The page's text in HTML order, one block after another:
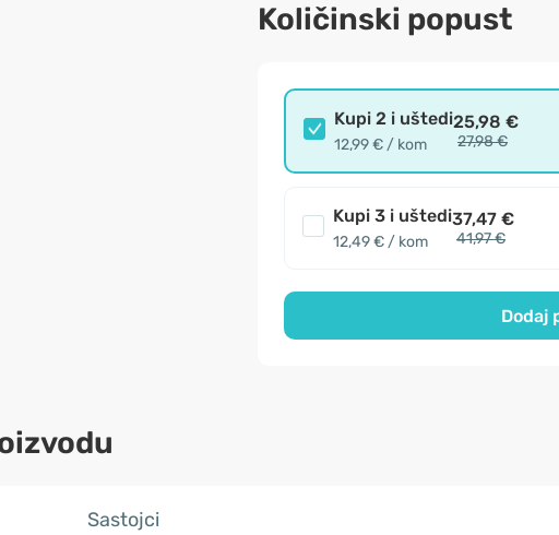
Količinski popust
Kupi 2 i uštedi
12,99 € / kom
25,98 €
27,98 €
Kupi 3 i uštedi
12,49 € / kom
37,47 €
41,97 €
Dodaj
Sastojci